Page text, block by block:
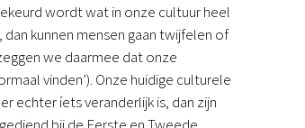
wordt wat in onze cultuur heel
kunnen mensen gaan twijfelen of
we daarmee dat onze
vinden’). Onze huidige culturele
echter íets veranderlijk is, dan zijn